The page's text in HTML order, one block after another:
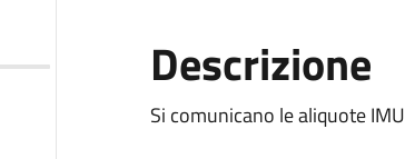
Descrizione
Si comunicano le aliquote